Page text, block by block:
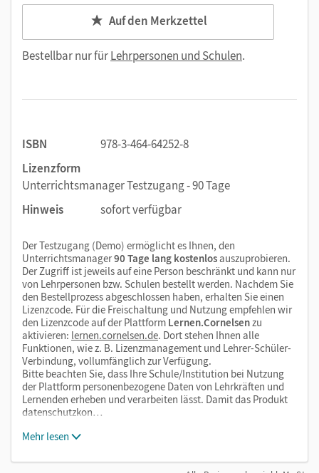
Auf den Merkzettel
Bestellbar nur fürLehrpersonen und Schulen.
ISBN
978-3-464-64252-8
Lizenzform
Unterrichtsmanager Testzugang - 90 Tage
Hinweis
sofort verfügbar
Der Testzugang (Demo) ermöglicht es Ihnen, den
Unterrichtsmanager90 Tage lang kostenlosauszuprobieren.
Der Zugriff ist jeweils auf eine Person beschränkt und kann nur
von Lehrpersonen bzw. Schulen bestellt werden. Nachdem Sie
den Bestellprozess abgeschlossen haben, erhalten Sie einen
Lizenzcode. Für die Freischaltung und Nutzung empfehlen wir
den Lizenzcode auf der Plattform Lernen.Cornelsenzu
aktivieren: lernen.cornelsen.de. Dort stehen Ihnen alle
Funktionen, wie z. B. Lizenzmanagement und Lehrer-Schüler-
Verbindung, vollumfänglich zur Verfügung.
Bitte beachten Sie, dass Ihre Schule/Institution bei Nutzung
der Plattform personenbezogene Daten von Lehrkräften und
Lernenden erheben und verarbeiten lässt. Damit das Produkt
datenschutzkon…
Mehr lesen